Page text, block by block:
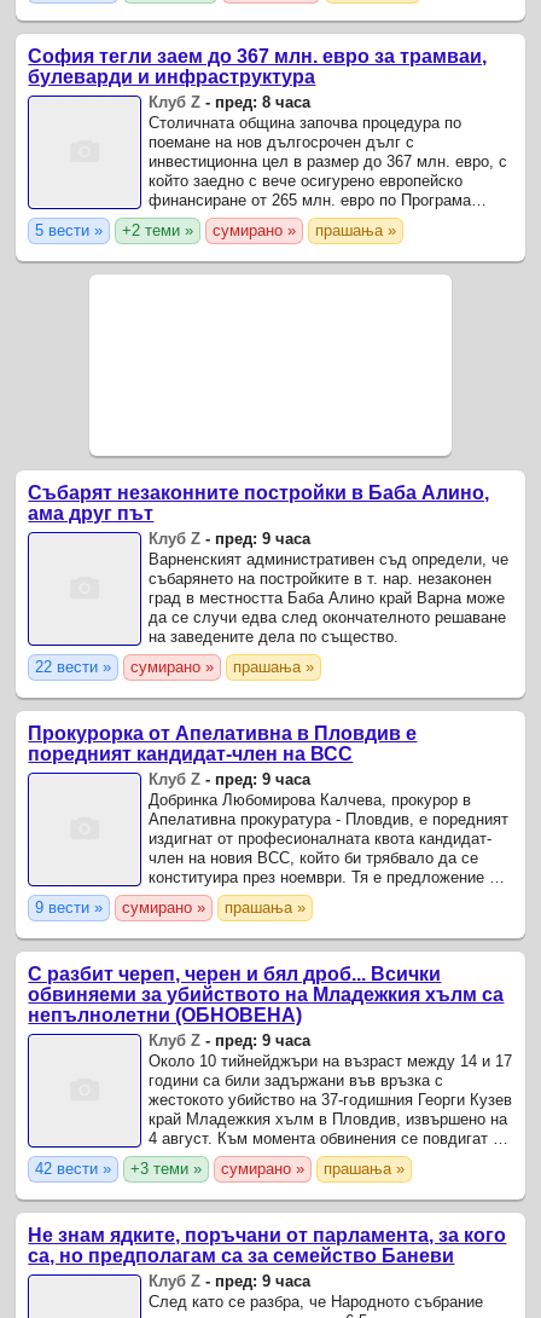
София тегли заем до 367 млн. евро за трамваи,
булеварди и инфраструктура
Клуб Z - пред: 8 часа
Столичната община започва процедура по
поемане на нов дългосрочен дълг с
инвестиционна цел в размер до 367 млн. евро, с
който заедно с вече осигурено европейско
финансиране от 265 млн. евро по Програма
"Развитие на регионите" планира да реализира
мащабна програма за обновяване ...
5 вести » +2 теми » сумирано » прашања »
Събарят незаконните постройки в Баба Алино,
ама друг път
Клуб Z - пред: 9 часа
Варненският административен съд определи, че
събарянето на постройките в т. нар. незаконен
град в местността Баба Алино край Варна може
да се случи едва след окончателното решаване
на заведените дела по същество.
22 вести »
сумирано » прашања »
Прокурорка от Апелативна в Пловдив е
поредният кандидат-член на ВСС
Клуб Z - пред: 9 часа
Добринка Любомирова Калчева, прокурор в
Апелативна прокуратура - Пловдив, е поредният
издигнат от професионалната квота кандидат-
член на новия ВСС, който би трябвало да се
конституира през ноември. Тя е предложение на
Анна Викова - зам.
9 вести » сумирано » прашања »
С разбит череп, черен и бял дроб... Всички
обвиняеми за убийството на Младежкия хълм са
непълнолетни (ОБНОВЕНА)
Клуб Z - пред: 9 часа
Около 10 тийнейджъри на възраст между 14 и 17
години са били задържани във връзка с
жестокото убийство на 37-годишния Георги Кузев
край Младежкия хълм в Пловдив, извършено на
4 август. Към момента обвинения се повдигат на
петима от тях – три момчета и две момичета,
които според ...
42 вести » +3 теми » сумирано » прашања »
Не знам ядките, поръчани от парламента, за кого
са, но предполагам са за семейство Баневи
Клуб Z - пред: 9 часа
След като се разбра, че Народното събрание